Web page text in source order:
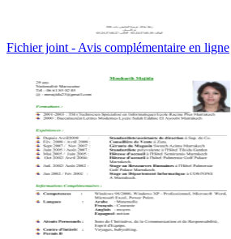
Fichier joint - Avis complémentaire en ligne